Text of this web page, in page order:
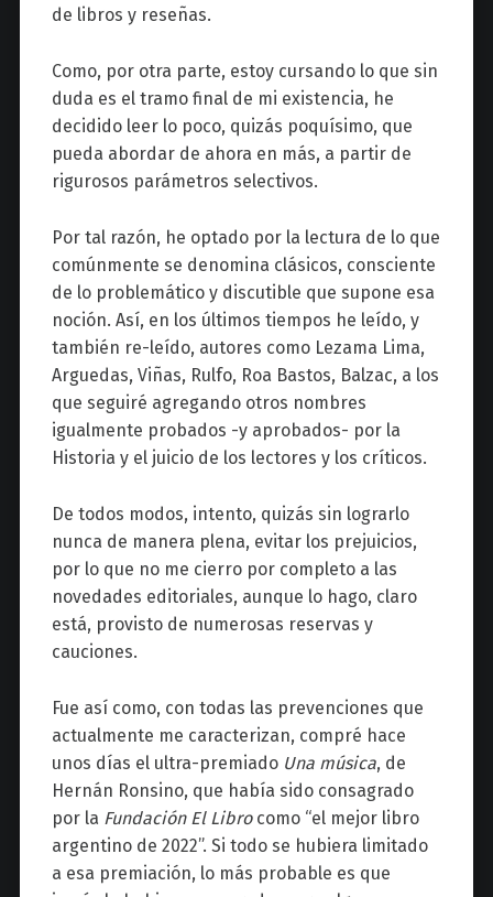
de libros y reseñas.
Como, por otra parte, estoy cursando lo que sin
duda es el tramo final de mi existencia, he
decidido leer lo poco, quizás poquísimo, que
pueda abordar de ahora en más, a partir de
rigurosos parámetros selectivos.
Por tal razón, he optado por la lectura de lo que
comúnmente se denomina clásicos, consciente
de lo problemático y discutible que supone esa
noción. Así, en los últimos tiempos he leído, y
también re-leído, autores como Lezama Lima,
Arguedas, Viñas, Rulfo, Roa Bastos, Balzac, a los
que seguiré agregando otros nombres
igualmente probados -y aprobados- por la
Historia y el juicio de los lectores y los críticos.
De todos modos, intento, quizás sin lograrlo
nunca de manera plena, evitar los prejuicios,
por lo que no me cierro por completo a las
novedades editoriales, aunque lo hago, claro
está, provisto de numerosas reservas y
cauciones.
Fue así como, con todas las prevenciones que
actualmente me caracterizan, compré hace
unos días el ultra-premiado Una música, de
Hernán Ronsino, que había sido consagrado
por la Fundación El Librocomo “el mejor libro
argentino de 2022”. Si todo se hubiera limitado
a esa premiación, lo más probable es que